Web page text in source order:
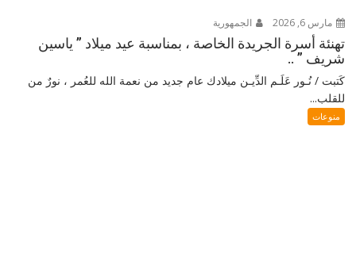
مارس 6, 2026 الجمهورية
تهنئة أسرة الجريدة الخاصة ، بمناسبة عيد ميلاد ” ياسين
شريف ” ..
كَتبت / نُـور عَلَـم الدِّيـن ميلادك عام جديد من نعمة الله للعُمر ، نورٌ من
للقلب...
منوعات